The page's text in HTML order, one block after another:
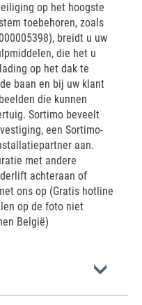
op het hoogste
toebehoren, zoals
breidt u uw
die het u
op het dak te
baan en bij uw klant
die kunnen
Sortimo beveelt
een Sortimo-
aan.
met andere
achteraan of
ons op (Gratis hotline
op de foto niet
België)